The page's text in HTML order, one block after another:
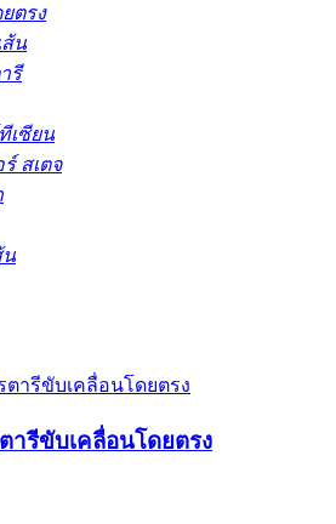
ตรง
ส้น
รี
เซียน
สเตจ
น
ารีขับเคลื่อนโดยตรง